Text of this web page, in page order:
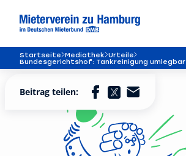
Startseite Mediathek Urteile
Bundesgerichtshof: Tankreinigung umlegbar
Beitrag teilen: